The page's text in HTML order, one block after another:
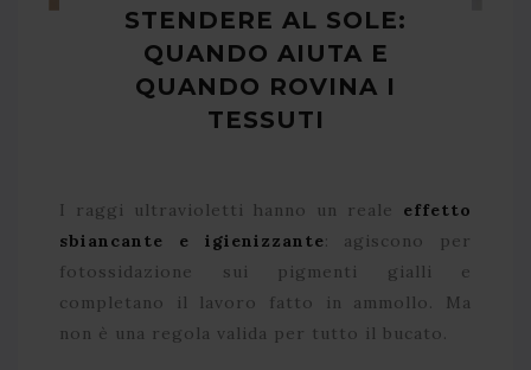
STENDERE AL SOLE:
QUANDO AIUTA E
QUANDO ROVINA I
TESSUTI
I raggi ultravioletti hanno un reale effetto
sbiancante e igienizzante: agiscono per
fotossidazione sui pigmenti gialli e
completano il lavoro fatto in ammollo. Ma
non è una regola valida per tutto il bucato.